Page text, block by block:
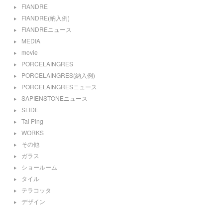
FIANDRE
FIANDRE(納入例)
FIANDREニュース
MEDIA
movie
PORCELAINGRES
PORCELAINGRES(納入例)
PORCELAINGRESニュース
SAPIENSTONEニュース
SLIDE
Tai Ping
WORKS
その他
ガラス
ショールーム
タイル
テラコッタ
デザイン